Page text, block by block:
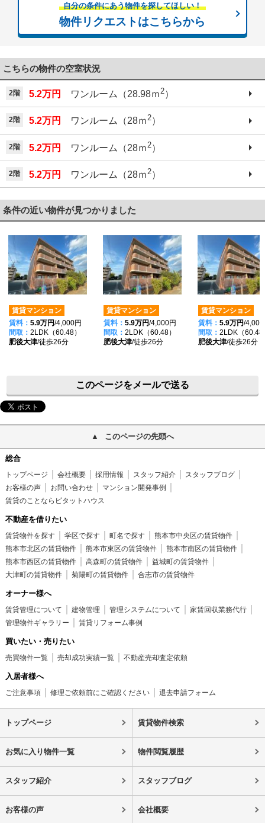
自分の条件にあう物件を探してほしい！
物件リクエストはこちらから
こちらの物件の空室状況
2階 5.2万円 ワンルーム（28.98ｍ2）
2階 5.2万円 ワンルーム（28ｍ2）
2階 5.2万円 ワンルーム（28ｍ 2）
2階 5.2万円 ワンルーム（28ｍ2）
条件の近い物件が見つかりました
賃貸マンション
賃料： 5.9万円/4,000円
間取： 2LDK（60.48）
肥後大津/徒歩26分
賃貸マンション
賃料： 5.9万円/4,000円
間取： 2LDK（60.48）
肥後大津/徒歩26分
賃貸マンション
賃料： 5.9万円/4,000
間取： 2LDK（60.48
肥後大津/徒歩26分
このページをメールで送る
このページの先頭へ
総合
トップページ 会社概要 採用情報 スタッフ紹介
スタッフブログ
お客様の声
お問い合わせ
マンション開発事例
賃貸のことならピタットハウス
不動産を借りたい
賃貸物件を探す 学区で探す 町名で探す
熊本市中央区の賃貸物件
熊本市北区の賃貸物件
熊本市東区の賃貸物件
熊本市南区の賃貸物件
熊本市西区の賃貸物件
高森町の賃貸物件
益城町の賃貸物件
大津町の賃貸物件
菊陽町の賃貸物件 合志市の賃貸物件
オーナー様へ
賃貸管理について 建物管理 管理システムについて
家賃回収業務代行
管理物件ギャラリー
賃貸リフォーム事例
買いたい・売りたい
売買物件一覧 売却成功実績一覧 不動産売却査定依頼
入居者様へ
ご注意事項 修理ご依頼前にご確認ください 退去申請フォーム
トップページ 賃貸物件検索
お気に入り物件一覧 物件閲覧履歴
スタッフ紹介 スタッフブログ
お客様の声 会社概要